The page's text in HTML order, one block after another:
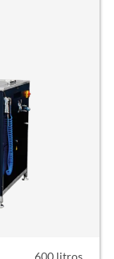
600 litros